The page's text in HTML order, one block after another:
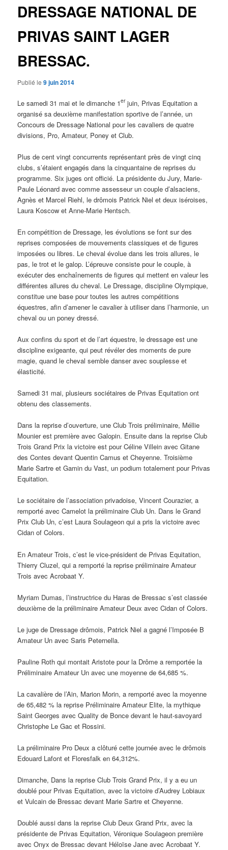
DRESSAGE NATIONAL DE
PRIVAS SAINT LAGER
BRESSAC.
Publié le9 juin 2014
Le samedi 31 mai et le dimanche 1erjuin, Privas Equitation a
organisé sa deuxième manifestation sportive de l’année, un
Concours de Dressage National pour les cavaliers de quatre
divisions, Pro, Amateur, Poney et Club.
Plus de cent vingt concurrents représentant près de vingt cinq
clubs, s’étaient engagés dans la cinquantaine de reprises du
programme. Six juges ont officié. La présidente du Jury, Marie-
Paule Léonard avec comme assesseur un couple d’alsaciens,
Agnès et Marcel Riehl, le drômois Patrick Niel et deux iséroises,
Laura Koscow et Anne-Marie Hentsch.
En compétition de Dressage, les évolutions se font sur des
reprises composées de mouvements classiques et de figures
imposées ou libres. Le cheval évolue dans les trois allures, le
pas, le trot et le galop. L’épreuve consiste pour le couple, à
exécuter des enchaînements de figures qui mettent en valeur les
différentes allures du cheval. Le Dressage, discipline Olympique,
constitue une base pour toutes les autres compétitions
équestres, afin d’amener le cavalier à utiliser dans l’harmonie, un
cheval ou un poney dressé.
Aux confins du sport et de l’art équestre, le dressage est une
discipline exigeante, qui peut révéler des moments de pure
magie, quand le cheval semble danser avec souplesse et
élasticité.
Samedi 31 mai, plusieurs sociétaires de Privas Equitation ont
obtenu des classements.
Dans la reprise d’ouverture, une Club Trois préliminaire, Méllie
Mounier est première avec Galopin. Ensuite dans la reprise Club
Trois Grand Prix la victoire est pour Céline Villein avec Gitane
des Contes devant Quentin Camus et Cheyenne. Troisième
Marie Sartre et Gamin du Vast, un podium totalement pour Privas
Equitation.
Le sociétaire de l’association privadoise, Vincent Courazier, a
remporté avec Camelot la préliminaire Club Un. Dans le Grand
Prix Club Un, c’est Laura Soulageon qui a pris la victoire avec
Cidan of Colors.
En Amateur Trois, c’est le vice-président de Privas Equitation,
Thierry Cluzel, qui a remporté la reprise préliminaire Amateur
Trois avec Acrobaat Y.
Myriam Dumas, l’instructrice du Haras de Bressac s’est classée
deuxième de la préliminaire Amateur Deux avec Cidan of Colors.
Le juge de Dressage drômois, Patrick Niel a gagné l’Imposée B
Amateur Un avec Saris Peternella.
Pauline Roth qui montait Aristote pour la Drôme a remportée la
Préliminaire Amateur Un avec une moyenne de 64,685 %.
La cavalière de l’Ain, Marion Morin, a remporté avec la moyenne
de 65,482 % la reprise Préliminaire Amateur Elite, la mythique
Saint Georges avec Quality de Bonce devant le haut-savoyard
Christophe Le Gac et Rossini.
La préliminaire Pro Deux a clôturé cette journée avec le drômois
Edouard Lafont et Floresfalk en 64,312%.
Dimanche, Dans la reprise Club Trois Grand Prix, il y a eu un
doublé pour Privas Equitation, avec la victoire d’Audrey Lobiaux
et Vulcain de Bressac devant Marie Sartre et Cheyenne.
Doublé aussi dans la reprise Club Deux Grand Prix, avec la
présidente de Privas Equitation, Véronique Soulageon première
avec Onyx de Bressac devant Héloïse Jane avec Acrobaat Y.